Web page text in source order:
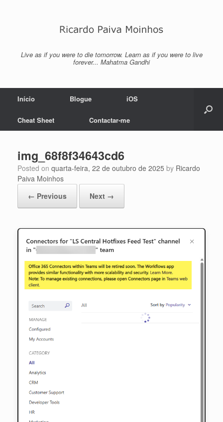
Live as if you were to die tomorrow. Learn as if you were to live
forever... Mahatma Gandhi
Início Blogue iOS
Cheat Sheet Contactar-me
img_68f8f34643cd6
Posted on quarta-feira, 22 de outubro de 2025 by Ricardo
Paiva Moinhos
← Previous
Next →